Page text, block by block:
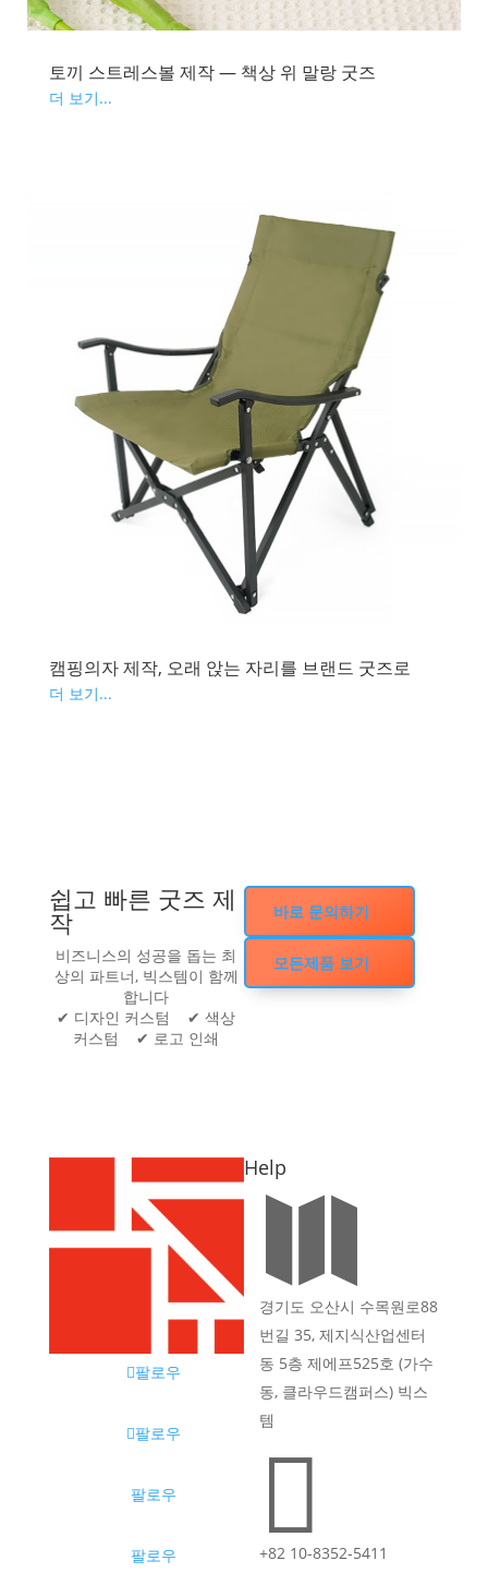
토끼 스트레스볼 제작 — 책상 위 말랑 굿즈
더 보기...
캠핑의자 제작, 오래 앉는 자리를 브랜드 굿즈로
더 보기...
쉽고 빠른 굿즈 제
작
비즈니스의 성공을 돕는 최
상의 파트너, 빅스템이 함께
합니다
✔ 디자인 커스텀 ✔ 색상
커스텀 ✔ 로고 인쇄
바로 문의하기
모든제품 보기
팔로우
팔로우
팔로우
팔로우
Help

경기도 오산시 수목원로88
번길 35, 제지식산업센터
동 5층 제에프525호 (가수
동, 클라우드캠퍼스) 빅스
템

+82 10-8352-5411